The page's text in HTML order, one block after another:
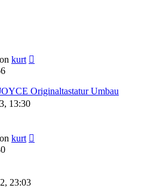
kurt
Originaltastatur Umbau
13:30
kurt
23:03